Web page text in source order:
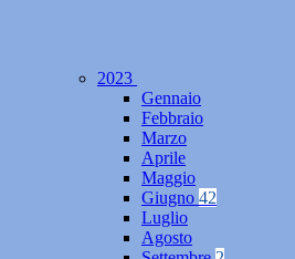
2023
Gennaio
Febbraio
Marzo
Aprile
Maggio
Giugno 42
Luglio
Agosto